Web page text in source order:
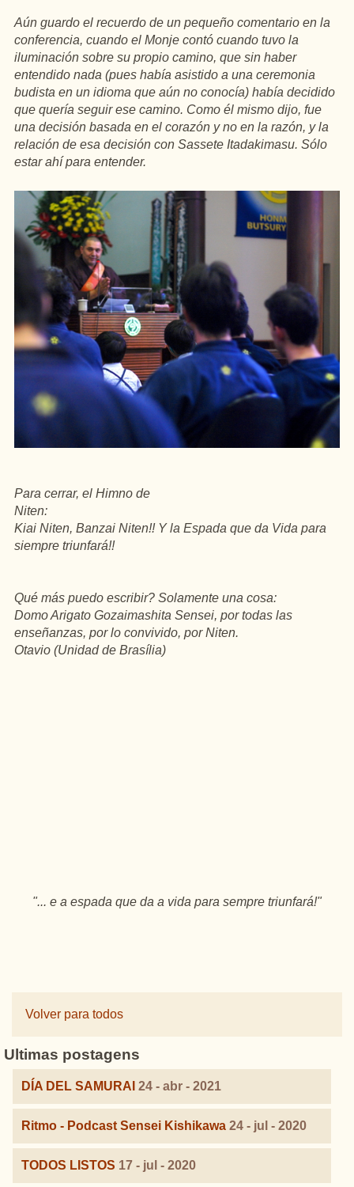
Aún guardo el recuerdo de un pequeño comentario en la
conferencia, cuando el Monje contó cuando tuvo la
iluminación sobre su propio camino, que sin haber
entendido nada (pues había asistido a una ceremonia
budista en un idioma que aún no conocía) había decidido
que quería seguir ese camino. Como él mismo dijo, fue
una decisión basada en el corazón y no en la razón, y la
relación de esa decisión con Sassete Itadakimasu. Sólo
estar ahí para entender.
Para cerrar, el Himno de
Niten:
Kiai Niten, Banzai Niten!! Y la Espada que da Vida para
siempre triunfará!!
Qué más puedo escribir? Solamente una cosa:
Domo Arigato Gozaimashita Sensei, por todas las
enseñanzas, por lo convivido, por Niten.
Otavio (Unidad de Brasília)
"... e a espada que da a vida para sempre triunfará!"
Volver para todos
Ultimas postagens
DÍA DEL SAMURAI 24 - abr - 2021
Ritmo - Podcast Sensei Kishikawa 24 - jul - 2020
TODOS LISTOS 17 - jul - 2020